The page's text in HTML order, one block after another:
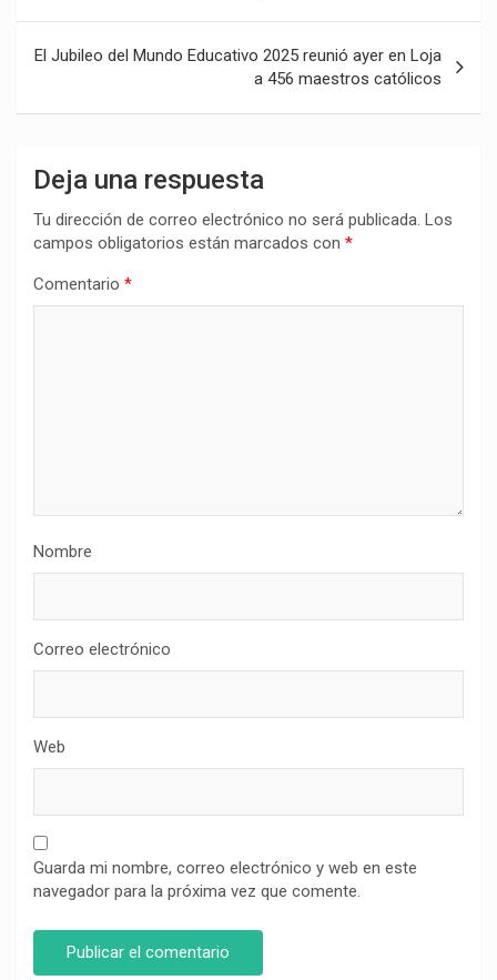
entradas
El Jubileo del Mundo Educativo 2025 reunió ayer en Loja
a 456 maestros católicos
Deja una respuesta
Tu dirección de correo electrónico no será publicada. Los
campos obligatorios están marcados con *
Comentario *
Nombre
Correo electrónico
Web
Guarda mi nombre, correo electrónico y web en este
navegador para la próxima vez que comente.